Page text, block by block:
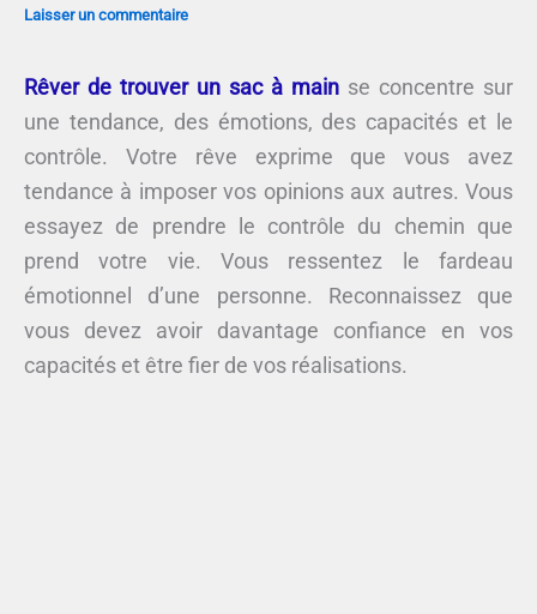
Laisser un commentaire
Rêver de trouver un sac à main se concentre sur
une tendance, des émotions, des capacités et le
contrôle. Votre rêve exprime que vous avez
tendance à imposer vos opinions aux autres. Vous
essayez de prendre le contrôle du chemin que
prend votre vie. Vous ressentez le fardeau
émotionnel d’une personne. Reconnaissez que
vous devez avoir davantage confiance en vos
capacités et être fier de vos réalisations.